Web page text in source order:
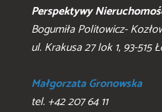
Perspektywy
Bogumiła Politowicz-
ul. Krakusa 27 lok 1, 93-515
Małgorzata Gronowska
tel. +42 207 64 11